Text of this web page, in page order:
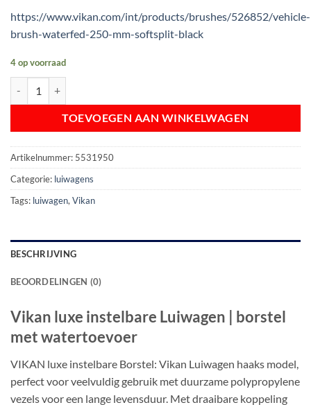
https://www.vikan.com/int/products/brushes/526852/vehicle-
brush-waterfed-250-mm-softsplit-black
4 op voorraad
TOEVOEGEN AAN WINKELWAGEN
Artikelnummer: 5531950
Categorie: luiwagens
Tags: luiwagen, Vikan
BESCHRIJVING
BEOORDELINGEN (0)
Vikan luxe instelbare Luiwagen | borstel
met watertoevoer
VIKAN luxe instelbare Borstel: Vikan Luiwagen haaks model,
perfect voor veelvuldig gebruik met duurzame polypropylene
vezels voor een lange levensduur. Met draaibare koppeling